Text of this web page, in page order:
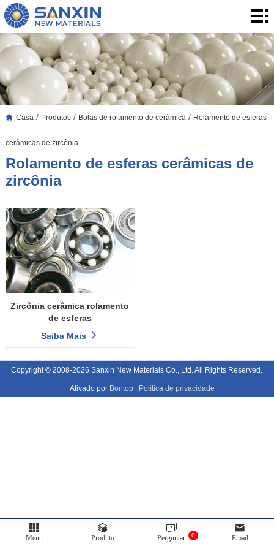
Casa
Produtos
Aplicação
Blogue
Casa / Produtos/ Bolas de rolamento de cerâmica / Rolamento de esferas
cerâmicas de zircônia
Rolamento de esferas cerâmicas de
zircônia
Zircônia cerâmica rolamento
de esferas
Saiba Mais
Copyright © 2008-2026 Sanxin New Materials Co., Ltd. All Rights Reserved.
Ativado por Bontop Política de privacidade
Menu Produto 0
Perguntar Email